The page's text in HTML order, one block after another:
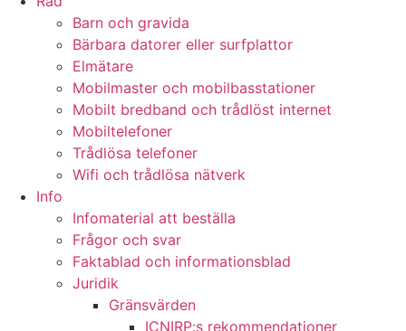
Barn och gravida
Bärbara datorer eller surfplattor
Elmätare
Mobilmaster och mobilbasstationer
Mobilt bredband och trådlöst internet
Mobiltelefoner
Trådlösa telefoner
Wifi och trådlösa nätverk
Info
Infomaterial att beställa
Frågor och svar
Faktablad och informationsblad
Juridik
Gränsvärden
ICNIRP:s rekommendationer